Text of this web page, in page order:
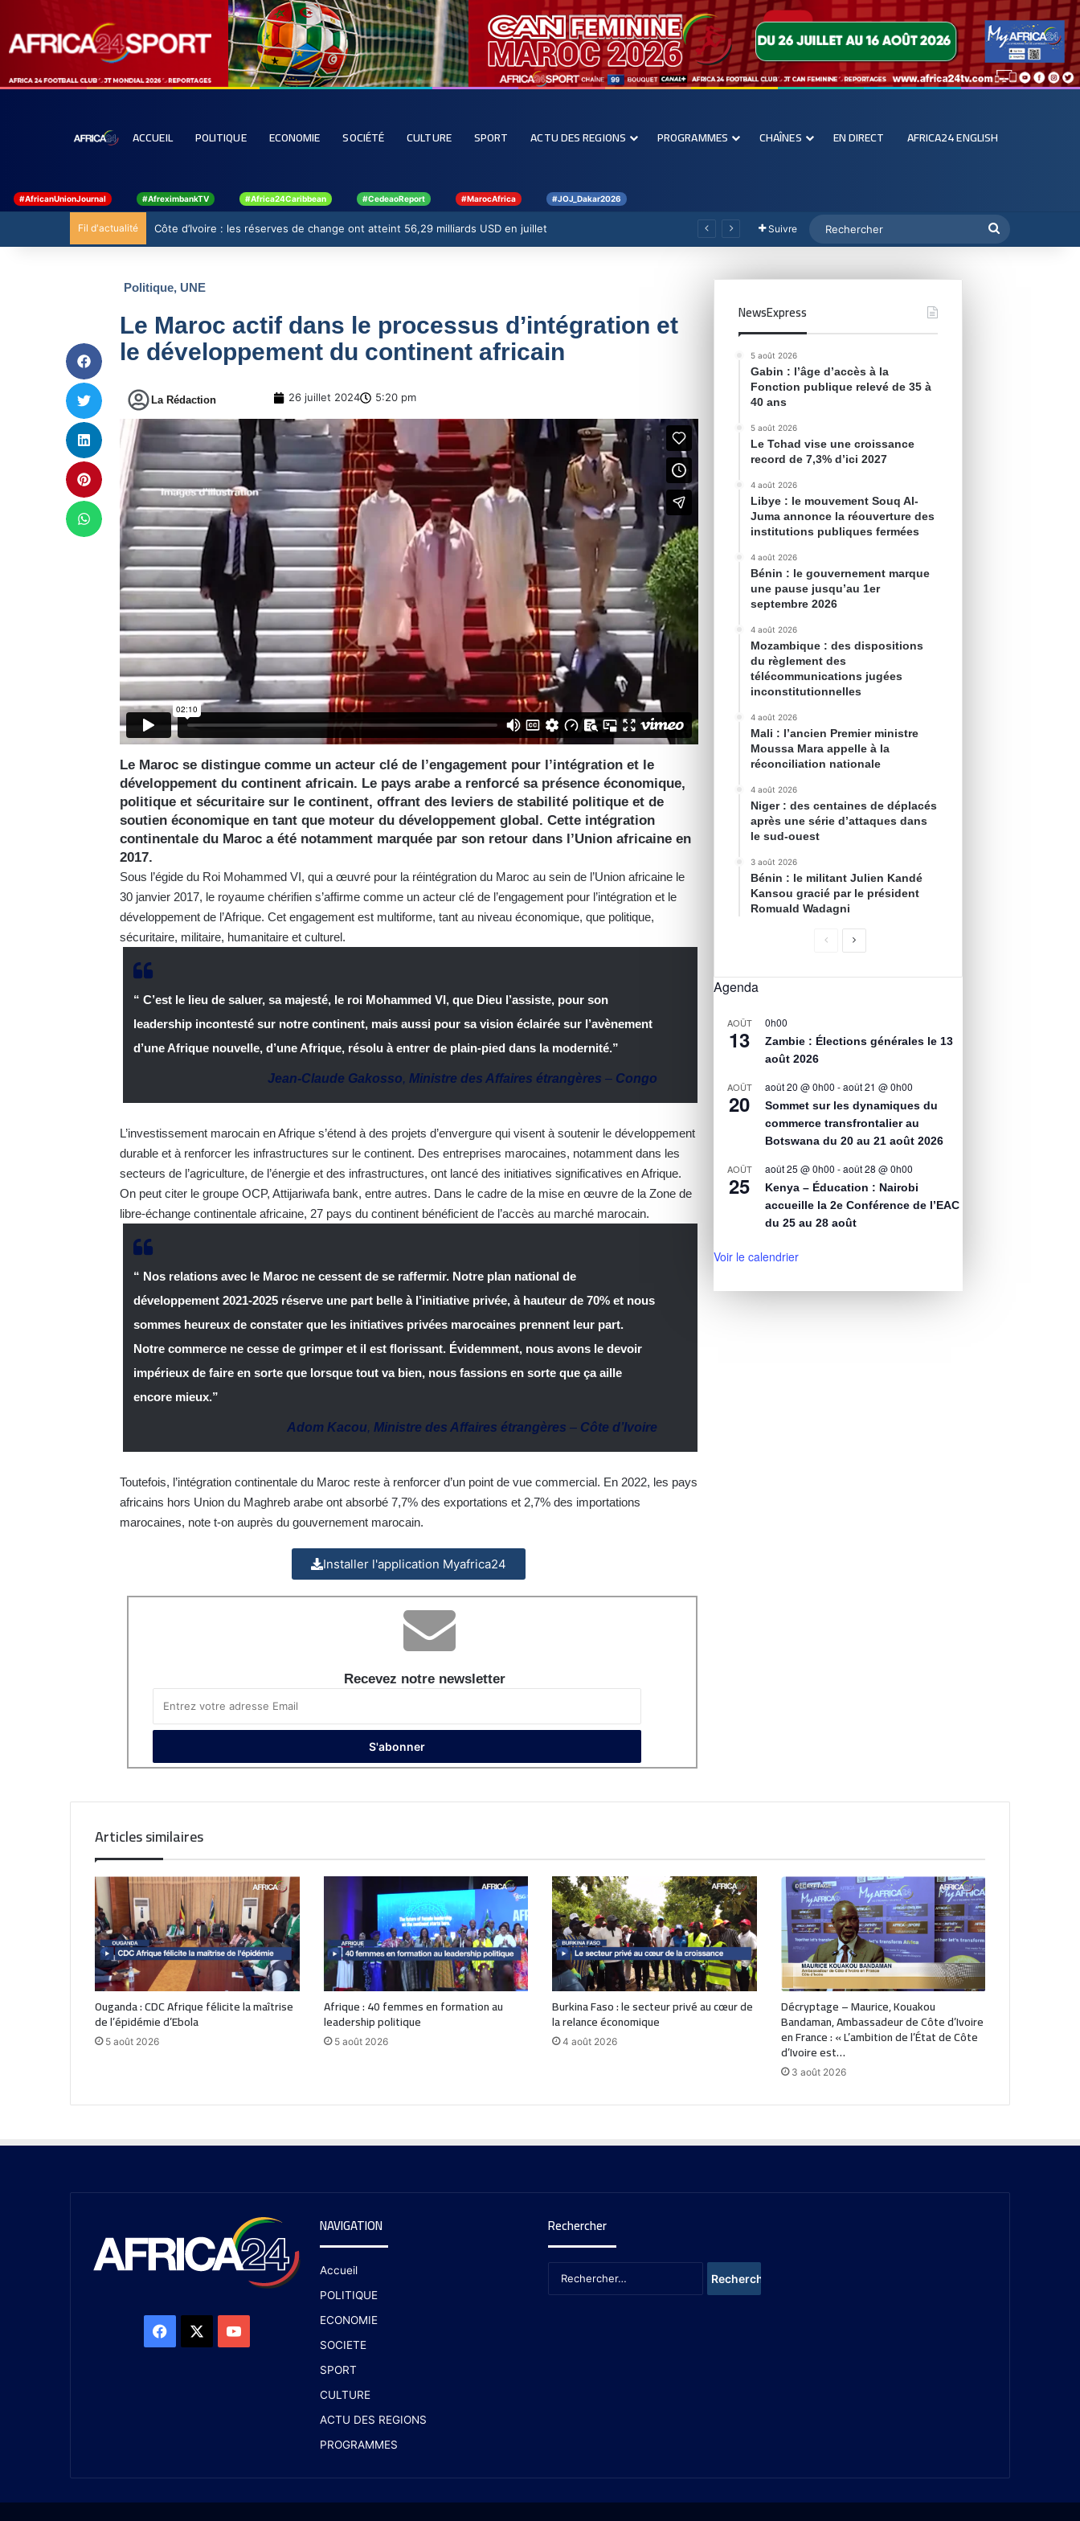
ACCUEIL POLITIQUE ECONOMIE SOCIÉTÉ CULTURE SPORT ACTU DES REGIONS PROGRAMMES CHAÎNES EN DIRECT AFRICA24 ENGLISH
#AfricanUnionJournal #AfreximbankTV #Africa24Caribbean #CedeaoReport #MarocAfrica #JOJ_Dakar2026
Fil d'actualité Côte d’Ivoire : les réserves de change ont atteint 56,29 milliards USD en juillet Suivre
Politique, UNE
Le Maroc actif dans le processus d’intégration et
le développement du continent africain
La Rédaction 26 juillet 2024 5:20 pm
Le Maroc se distingue comme un acteur clé de l’engagement pour l’intégration et le
développement du continent africain. Le pays arabe a renforcé sa présence économique,
politique et sécuritaire sur le continent, offrant des leviers de stabilité politique et de
soutien économique en tant que moteur du développement global. Cette intégration
continentale du Maroc a été notamment marquée par son retour dans l’Union africaine en
2017.
Sous l’égide du Roi Mohammed VI, qui a œuvré pour la réintégration du Maroc au sein de l’Union africaine le
30 janvier 2017, le royaume chérifien s’affirme comme un acteur clé de l’engagement pour l’intégration et le
développement de l’Afrique. Cet engagement est multiforme, tant au niveau économique, que politique,
sécuritaire, militaire, humanitaire et culturel.
“ C’est le lieu de saluer, sa majesté, le roi Mohammed VI, que Dieu l’assiste, pour son
leadership incontesté sur notre continent, mais aussi pour sa vision éclairée sur l’avènement
d’une Afrique nouvelle, d’une Afrique, résolu à entrer de plain-pied dans la modernité.”
Jean-Claude Gakosso,Ministre des Affaires étrangères– Congo
L’investissement marocain en Afrique s’étend à des projets d’envergure qui visent à soutenir le développement
durable et à renforcer les infrastructures sur le continent. Des entreprises marocaines, notamment dans les
secteurs de l’agriculture, de l’énergie et des infrastructures, ont lancé des initiatives significatives en Afrique.
On peut citer le groupe OCP, Attijariwafa bank, entre autres. Dans le cadre de la mise en œuvre de la Zone de
libre-échange continentale africaine, 27 pays du continent bénéficient de l’accès au marché marocain.
“ Nos relations avec le Maroc ne cessent de se raffermir. Notre plan national de
développement 2021-2025 réserve une part belle à l’initiative privée, à hauteur de 70% et nous
sommes heureux de constater que les initiatives privées marocaines prennent leur part.
Notre commerce ne cesse de grimper et il est florissant. Évidemment, nous avons le devoir
impérieux de faire en sorte que lorsque tout va bien, nous fassions en sorte que ça aille
encore mieux.”
Adom Kacou, Ministre des Affaires étrangères– Côte d’Ivoire
Toutefois, l’intégration continentale du Maroc reste à renforcer d’un point de vue commercial. En 2022, les pays
africains hors Union du Maghreb arabe ont absorbé 7,7% des exportations et 2,7% des importations
marocaines, note t-on auprès du gouvernement marocain.
Installer l'application Myafrica24
Recevez notre newsletter
NewsExpress
5 août 2026
Gabin : l’âge d’accès à la
Fonction publique relevé de 35 à
40 ans
5 août 2026
Le Tchad vise une croissance
record de 7,3% d’ici 2027
4 août 2026
Libye : le mouvement Souq Al-
Juma annonce la réouverture des
institutions publiques fermées
4 août 2026
Bénin : le gouvernement marque
une pause jusqu’au 1er
septembre 2026
4 août 2026
Mozambique : des dispositions
du règlement des
télécommunications jugées
inconstitutionnelles
4 août 2026
Mali : l’ancien Premier ministre
Moussa Mara appelle à la
réconciliation nationale
4 août 2026
Niger : des centaines de déplacés
après une série d’attaques dans
le sud-ouest
3 août 2026
Bénin : le militant Julien Kandé
Kansou gracié par le président
Romuald Wadagni
Agenda
AOÛT
13
0h00
Zambie : Élections générales le 13
août 2026
AOÛT
20
août 20 @ 0h00 -août 21 @ 0h00
Sommet sur les dynamiques du
commerce transfrontalier au
Botswana du 20 au 21 août 2026
AOÛT
25
août 25 @ 0h00 -août 28 @ 0h00
Kenya – Éducation : Nairobi
accueille la 2e Conférence de l’EAC
du 25 au 28 août
Voir le calendrier
Articles similaires
Ouganda : CDC Afrique félicite la maîtrise
de l’épidémie d’Ebola
5 août 2026
Afrique : 40 femmes en formation au
leadership politique
5 août 2026
Burkina Faso : le secteur privé au cœur de
la relance économique
4 août 2026
Décryptage – Maurice, Kouakou
Bandaman, Ambassadeur de Côte d’Ivoire
en France : « L’ambition de l’État de Côte
d’Ivoire est…
3 août 2026
NAVIGATION
Accueil
POLITIQUE
ECONOMIE
SOCIETE
SPORT
CULTURE
ACTU DES REGIONS
PROGRAMMES
Rechercher